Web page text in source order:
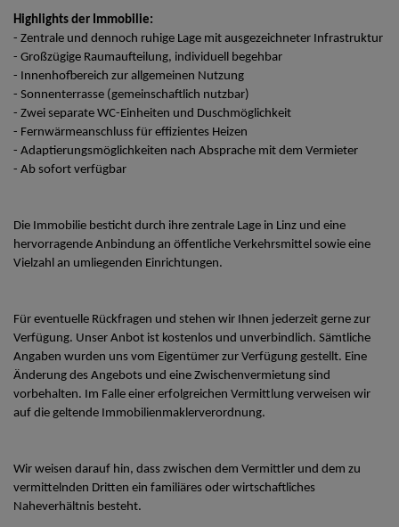
Highlights der Immobilie:
- Zentrale und dennoch ruhige Lage mit ausgezeichneter Infrastruktur
- Großzügige Raumaufteilung, individuell begehbar
- Innenhofbereich zur allgemeinen Nutzung
- Sonnenterrasse (gemeinschaftlich nutzbar)
- Zwei separate WC-Einheiten und Duschmöglichkeit
- Fernwärmeanschluss für effizientes Heizen
- Adaptierungsmöglichkeiten nach Absprache mit dem Vermieter
- Ab sofort verfügbar
Die Immobilie besticht durch ihre zentrale Lage in Linz und eine
hervorragende Anbindung an öffentliche Verkehrsmittel sowie eine
Vielzahl an umliegenden Einrichtungen.
Für eventuelle Rückfragen und stehen wir Ihnen jederzeit gerne zur
Verfügung. Unser Anbot ist kostenlos und unverbindlich. Sämtliche
Angaben wurden uns vom Eigentümer zur Verfügung gestellt. Eine
Änderung des Angebots und eine Zwischenvermietung sind
vorbehalten. Im Falle einer erfolgreichen Vermittlung verweisen wir
auf die geltende Immobilienmaklerverordnung.
Wir weisen darauf hin, dass zwischen dem Vermittler und dem zu
vermittelnden Dritten ein familiäres oder wirtschaftliches
Naheverhältnis besteht.